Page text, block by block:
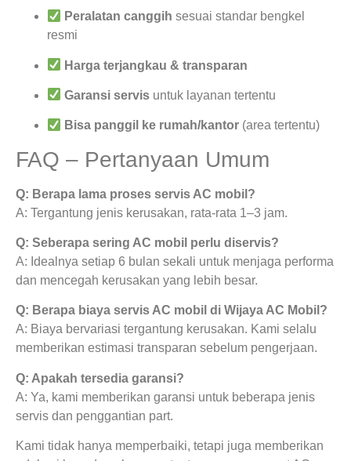
Peralatan canggih sesuai standar bengkel
resmi
Harga terjangkau & transparan
Garansi servis untuk layanan tertentu
Bisa panggil ke rumah/kantor (area tertentu)
FAQ – Pertanyaan Umum
Q: Berapa lama proses servis AC mobil?
A: Tergantung jenis kerusakan, rata-rata 1–3 jam.
Q: Seberapa sering AC mobil perlu diservis?
A: Idealnya setiap 6 bulan sekali untuk menjaga performa
dan mencegah kerusakan yang lebih besar.
Q: Berapa biaya servis AC mobil di Wijaya AC Mobil?
A: Biaya bervariasi tergantung kerusakan. Kami selalu
memberikan estimasi transparan sebelum pengerjaan.
Q: Apakah tersedia garansi?
A: Ya, kami memberikan garansi untuk beberapa jenis
servis dan penggantian part.
Kami tidak hanya memperbaiki, tetapi juga memberikan